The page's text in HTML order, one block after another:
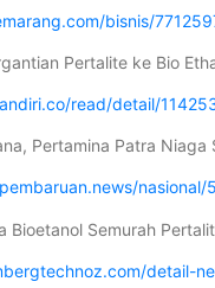
bisnis/
Pertalite ke Bio
read/detail/
Pertamina Patra
Bioetanol Semurah
detail-